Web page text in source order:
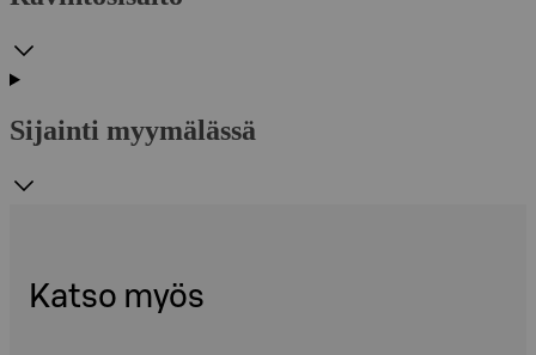
Sijainti myymälässä
Katso myös